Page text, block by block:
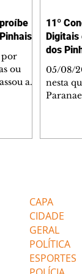
por
ou
a
11º
dos
05/08/
nesta
CAPA
CIDADE
GERAL
POLÍTICA
ESPORTES